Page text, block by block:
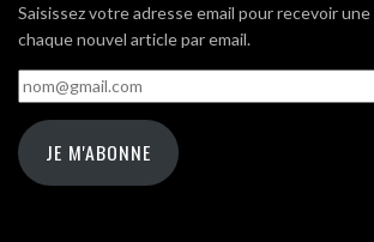
Saisissez votre adresse email pour recevoir
chaque nouvel article par email.
nom@gmail.com
JE M'ABONNE